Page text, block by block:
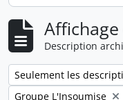
Description
Remove filter:
Seulement les
Remove filter:
Groupe L'Insoumise